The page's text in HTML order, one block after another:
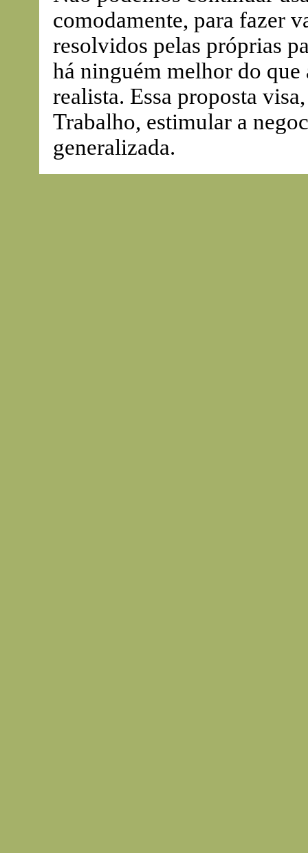
comodamente, para fazer
resolvidos pelas próprias
há ninguém melhor do que
realista. Essa proposta
Trabalho, estimular a
generalizada.